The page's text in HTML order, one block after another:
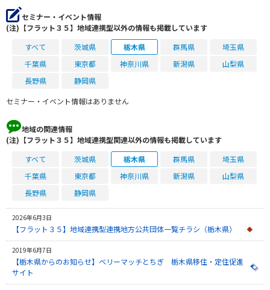
セミナー・イベント情報
(注)【フラット３５】地域連携型以外の情報も掲載しています
すべて
茨城県 栃木県 群馬県
埼玉県
千葉県
東京都 神奈川県 新潟県
山梨県
長野県
静岡県
セミナー・イベント情報はありません
地域の関連情報
(注)【フラット３５】地域連携型関連以外の情報も掲載しています
すべて
茨城県 栃木県 群馬県
埼玉県
千葉県
東京都 神奈川県 新潟県
山梨県
長野県
静岡県
2026年6月3日
【フラット３５】地域連携型連携地方公共団体一覧チラシ（栃木県）
2019年6月7日
【栃木県からのお知らせ】ベリーマッチとちぎ 栃木県移住・定住促進
サイト